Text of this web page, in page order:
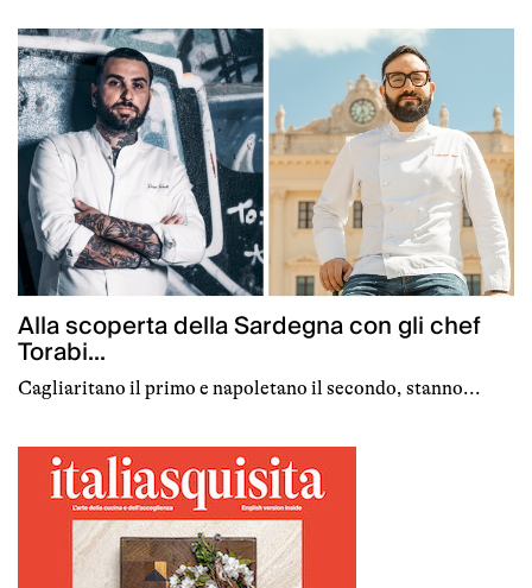
Alla scoperta della Sardegna con gli chef
Torabi...
Cagliaritano il primo e napoletano il secondo, stanno...